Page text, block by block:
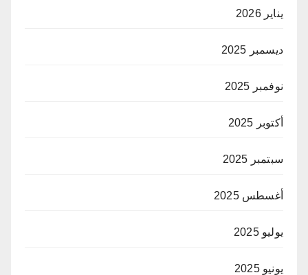
يناير 2026
ديسمبر 2025
نوفمبر 2025
أكتوبر 2025
سبتمبر 2025
أغسطس 2025
يوليو 2025
يونيو 2025